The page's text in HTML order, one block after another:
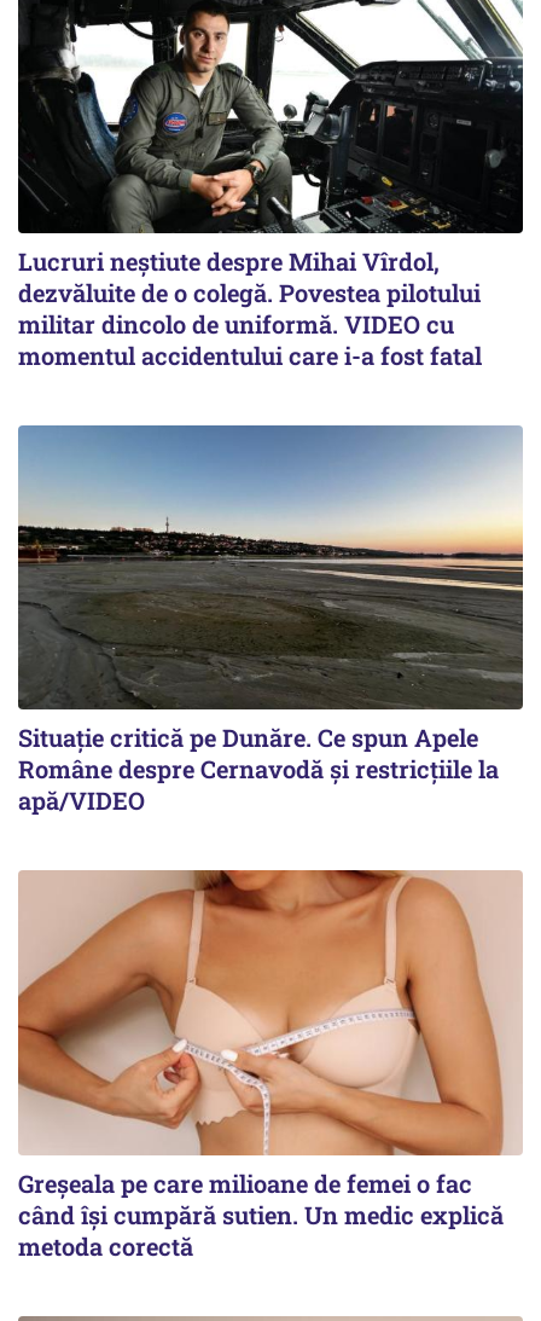
Lucruri neștiute despre Mihai Vîrdol,
dezvăluite de o colegă. Povestea pilotului
militar dincolo de uniformă. VIDEO cu
momentul accidentului care i-a fost fatal
Situație critică pe Dunăre. Ce spun Apele
Române despre Cernavodă și restricțiile la
apă/VIDEO
Greșeala pe care milioane de femei o fac
când își cumpără sutien. Un medic explică
metoda corectă